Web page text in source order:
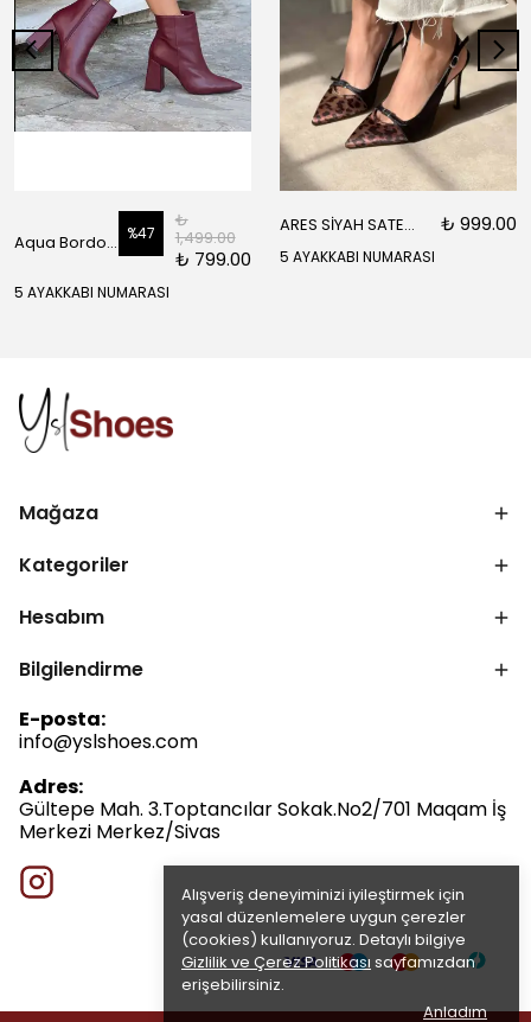
Alışveriş deneyiminizi iyileştirmek için
yasal düzenlemelere uygun çerezler
(cookies) kullanıyoruz. Detaylı bilgiye
Gizlilik ve Çerez Politikası sayfamızdan
erişebilirsiniz.
Anladım
Aqua Bordo Mat Fermuar Detay Sivri Burun Kadın Topuklu Bot %47
₺
1,499.00
₺ 799.00
5 AYAKKABI NUMARASI
ARES SİYAH SATEN ÖNÜ SARI SİYAH DETAYLI BİLEK BAĞLI KADIN TOPUKLU AYAKKABI ₺ 999.00
5 AYAKKABI NUMARASI
Mağaza
Kategoriler
Hesabım
Bilgilendirme
E-posta:
info@yslshoes.com
Adres:
Gültepe Mah. 3.Toptancılar Sokak.No2/701 Maqam İş
Merkezi Merkez/Sivas